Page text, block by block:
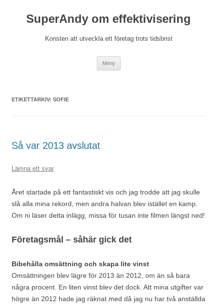
innehållSuperAndy om effektivisering
Konsten att utveckla ett företag trots tidsbrist
Meny
ETIKETTARKIV: SOFIE
Så var 2013 avslutat
Lämna ett svar
Året startade på ett fantastiskt vis och jag trodde att jag skulle
slå alla mina rekord, men andra halvan blev istället en kamp.
Om ni läser detta inlägg, missa för tusan inte filmen längst ned!
Företagsmål – såhär gick det
Bibehålla omsättning och skapa lite vinst
Omsättningen blev lägre för 2013 än 2012, om än så bara
några procent. En liten vinst blev det dock. Att mina utgifter var
högre än 2012 hade jag räknat med då jag nu har två anställda